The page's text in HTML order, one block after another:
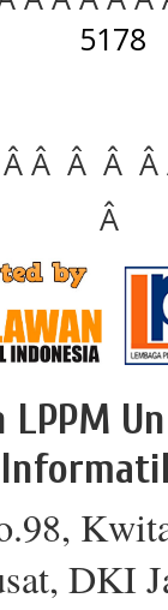
5178
Â Â Â Â
Â
DKI